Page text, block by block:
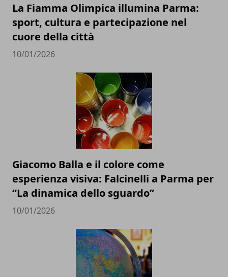
La Fiamma Olimpica illumina Parma:
sport, cultura e partecipazione nel
cuore della città
10/01/2026
Giacomo Balla e il colore come
esperienza visiva: Falcinelli a Parma per
“La dinamica dello sguardo”
10/01/2026